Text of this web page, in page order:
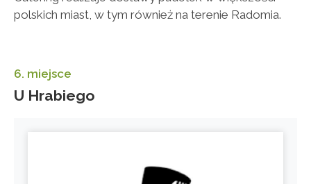
polskich miast, w tym również na terenie Radomia.
6. miejsce
U Hrabiego